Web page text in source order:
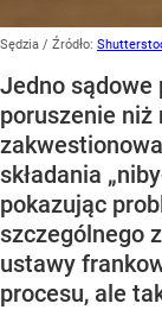
Sędzia / Źródło:
Jedno sądowe
poruszenie niż
składania
pokazując
szczególnego
ustawy
procesu, ale